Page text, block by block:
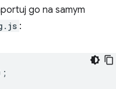
go na samym
: